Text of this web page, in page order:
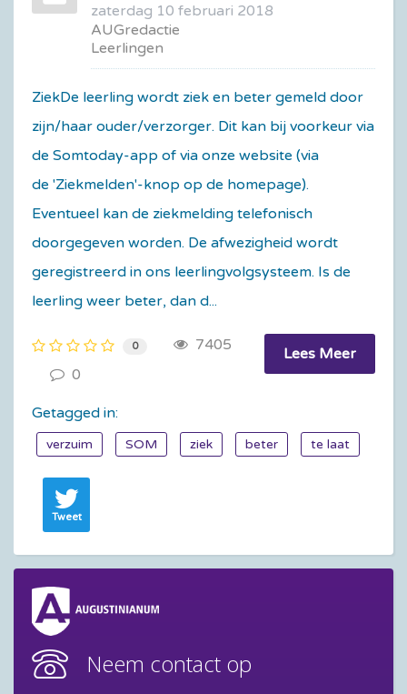
zaterdag 10 februari 2018
AUGredactie
Leerlingen
ZiekDe leerling wordt ziek en beter gemeld door
zijn/haar ouder/verzorger. Dit kan bij voorkeur via
de Somtoday-app of via onze website (via
de 'Ziekmelden'-knop op de homepage).
Eventueel kan de ziekmelding telefonisch
doorgegeven worden. De afwezigheid wordt
geregistreerd in ons leerlingvolgsysteem. Is de
leerling weer beter, dan d...
Lees Meer
0
7405
0
Getagged in:
verzuim SOM ziek beter te laat
Tweet
Neem contact op